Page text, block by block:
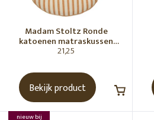
Madam Stoltz Ronde
katoenen matraskussen
Gebroken wit, donkere
21,25
Bekijk product
nieuw bij